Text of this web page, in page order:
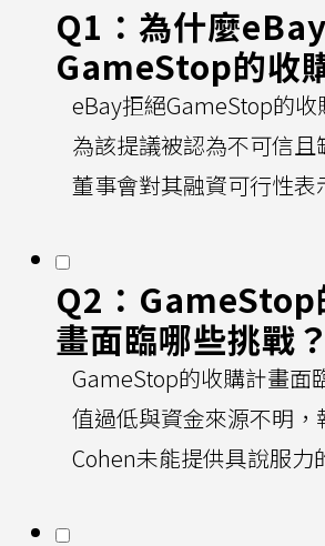
Q1：為什麼
GameStop的收
eBay拒絕GameStop的
為該提議被認為不可信且
董事會對其融資可行性表
Q2：GameStop
畫面臨哪些挑戰？
GameStop的收購計畫面
值過低與資金來源不明，
Cohen未能提供具說服力